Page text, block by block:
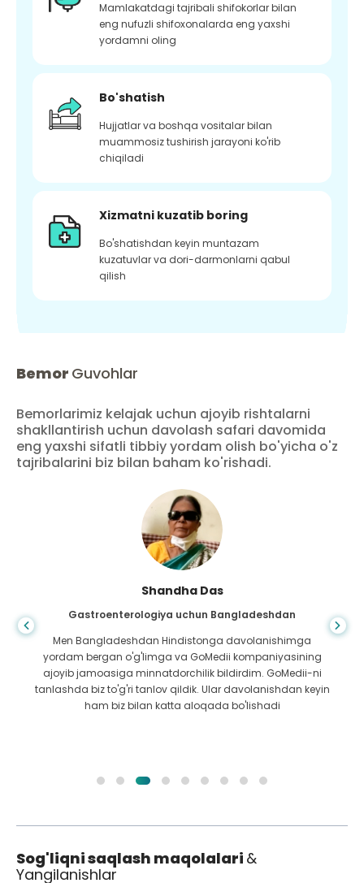
Mamlakatdagi tajribali shifokorlar bilan
eng nufuzli shifoxonalarda eng yaxshi
yordamni oling
Bo'shatish
Hujjatlar va boshqa vositalar bilan
muammosiz tushirish jarayoni ko'rib
chiqiladi
Xizmatni kuzatib boring
Bo'shatishdan keyin muntazam
kuzatuvlar va dori-darmonlarni qabul
qilish
Bemor Guvohlar
Bemorlarimiz kelajak uchun ajoyib rishtalarni
shakllantirish uchun davolash safari davomida
eng yaxshi sifatli tibbiy yordam olish bo'yicha o'z
tajribalarini biz bilan baham ko'rishadi.
Shandha Das
Gastroenterologiya uchun Bangladeshdan
Men Bangladeshdan Hindistonga davolanishimga
yordam bergan o'g'limga va GoMedii kompaniyasining
ajoyib jamoasiga minnatdorchilik bildirdim. GoMedii-ni
tanlashda biz to'g'ri tanlov qildik. Ular davolanishdan keyin
ham biz bilan katta aloqada bo'lishadi
Sog'liqni saqlash maqolalari &
Yangilanishlar